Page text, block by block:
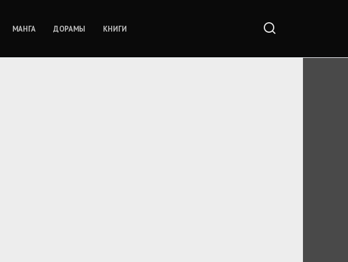
МАНГА ДОРАМЫ КНИГИ